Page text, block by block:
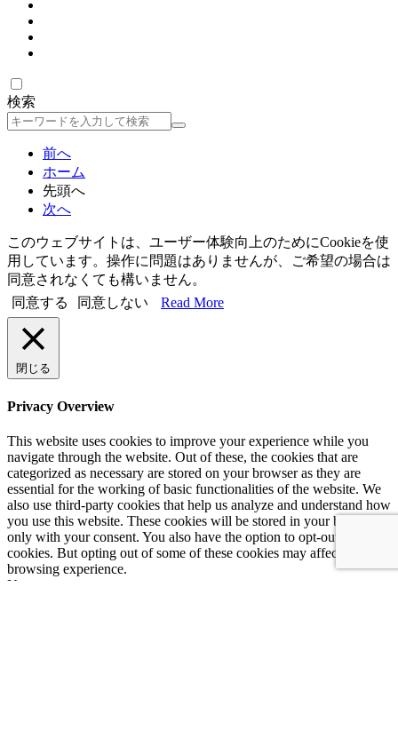
検索
検
前へ
ホーム
先頭へ
次へ
このウェブサイトは、ユーザー体験向上のためにCookieを使
用しています。操作に問題はありませんが、ご希望の場合は
同意されなくても構いません。
同意する
同意しない Read More
閉じる
Privacy Overview
This website uses cookies to improve your experience while you
navigate through the website. Out of these, the cookies that are
categorized as necessary are stored on your browser as they are
essential for the working of basic functionalities of the website. We
also use third-party cookies that help us analyze and understand how
you use this website. These cookies will be stored in your browser
only with your consent. You also have the option to opt-out of these
cookies. But opting out of some of these cookies may affect your
browsing experience.
Necessary